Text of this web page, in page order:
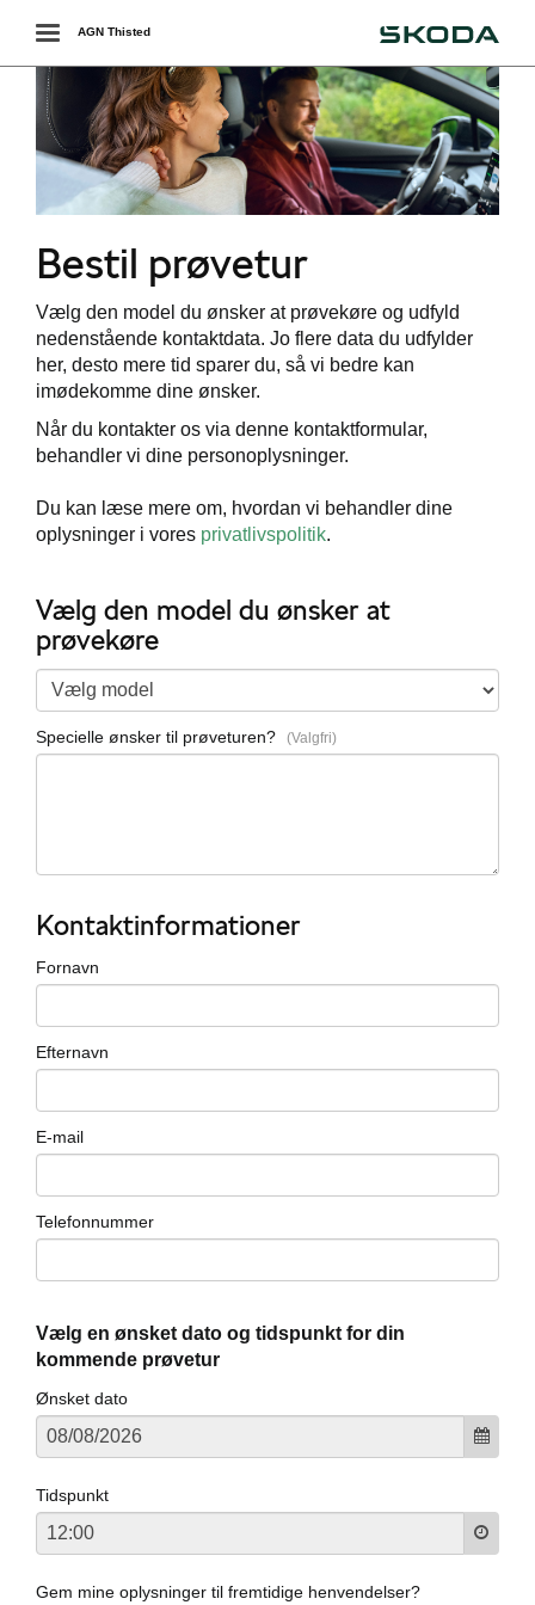
Toggle
navigation
AGN Thisted
Bestil prøvetur
Vælg den model du ønsker at prøvekøre og udfyld
nedenstående kontaktdata. Jo flere data du udfylder
her, desto mere tid sparer du, så vi bedre kan
imødekomme dine ønsker.
Når du kontakter os via denne kontaktformular,
behandler vi dine personoplysninger.
Du kan læse mere om, hvordan vi behandler dine
oplysninger i vores privatlivspolitik.
Vælg den model du ønsker at
prøvekøre
Specielle ønsker til prøveturen?
Kontaktinformationer
Fornavn
Efternavn
E-mail
Telefonnummer
Vælg en ønsket dato og tidspunkt for din
kommende prøvetur
Ønsket dato
Tidspunkt
Gem mine oplysninger til fremtidige henvendelser?